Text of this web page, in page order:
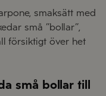
smaksätt med
små ”bollar”,
försiktigt över het
små bollar till